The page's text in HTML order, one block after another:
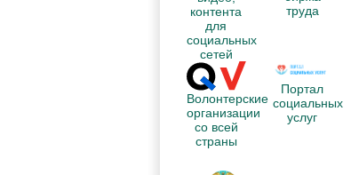
контента
для
социальных
сетей
труда
Волонтерские
организации
со всей
страны
Портал
социальных
услуг